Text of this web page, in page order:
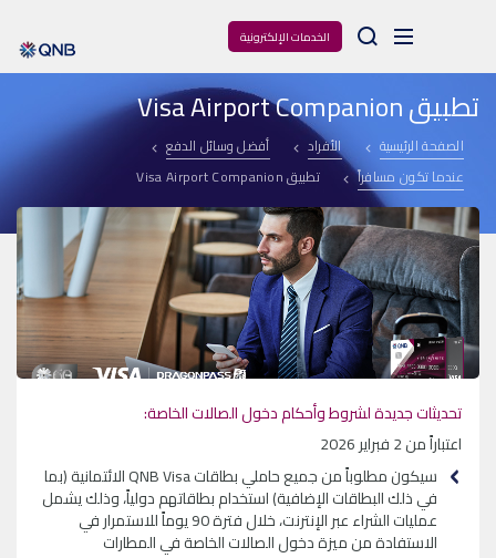
الخدمات الإلكترونية Arama
تطبيق Visa Airport Companion
الصفحة الرئيسية الأفراد
أفضل وسائل الدفع
عندما تكون مسافراً
تطبيق Visa Airport Companion
تحديثات جديدة لشروط وأحكام دخول الصالات الخاصة:
اعتباراً من 2 فبراير 2026
سيكون مطلوباً من جميع حاملي بطاقات QNB Visa الائتمانية (بما
في ذلك البطاقات الإضافية) استخدام بطاقاتهم دولياً، وذلك يشمل
عمليات الشراء عبر الإنترنت، خلال فترة 90 يوماً للاستمرار في
الاستفادة من ميزة دخول الصالات الخاصة في المطارات